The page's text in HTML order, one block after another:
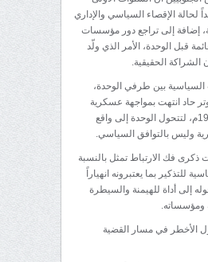
لحالة الإقصاء السياسي والإداري
إضافة إلى تراجع دور مؤسسات
قبل الوحدة، الأمر الذي ولّد
الشراكة الحقيقية.
السياسية بين طرفي الوحدة،
حاد انتهت بمواجهة عسكرية
شاملة في صيف 1994م، لتتحول الوحدة إلى واقع
وليس بالتوافق السياسي.
ذكرى فك الارتباط تمثل بالنسبة
للتذكير بما يعتبرونه انهياراً
إلى أداة للهيمنة والسيطرة
ومؤسساته.
التحول الأخطر في مسار القضية